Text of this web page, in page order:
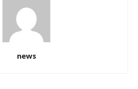
news